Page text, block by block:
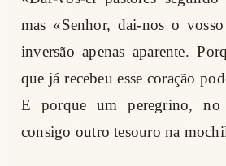
mas «Senhor, dai-nos o
inversão apenas aparente.
que já recebeu esse coração
E porque um peregrino,
consigo outro tesouro na